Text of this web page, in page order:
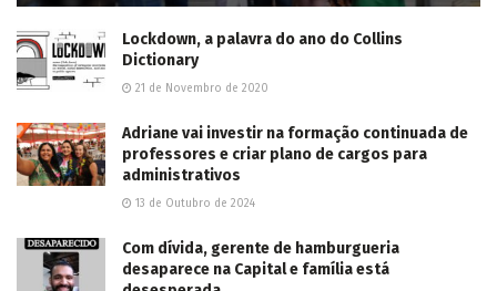
Lockdown, a palavra do ano do Collins
Dictionary
21 de Novembro de 2020
Adriane vai investir na formação continuada de
professores e criar plano de cargos para
administrativos
13 de Outubro de 2024
Com dívida, gerente de hamburgueria
desaparece na Capital e família está